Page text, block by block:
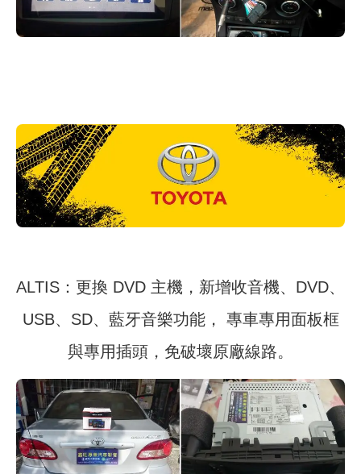
ALTIS：更換 DVD 主機，新增收音機、DVD、
USB、SD、藍牙音樂功能， 專車專用面板框
與專用插頭，免破壞原廠線路。